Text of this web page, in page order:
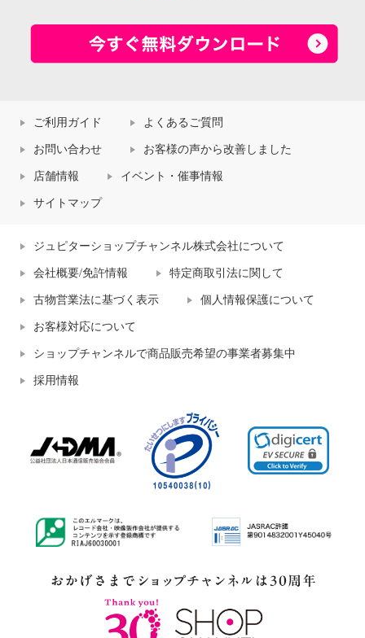
ご利用ガイド よくあるご質問
お問い合わせ お客様の声から改善しました
店舗情報 イベント・催事情報
サイトマップ
ジュピターショップチャンネル株式会社について
会社概要/免許情報 特定商取引法に関して
古物営業法に基づく表示 個人情報保護について
お客様対応について
ショップチャンネルで商品販売希望の事業者募集中
採用情報